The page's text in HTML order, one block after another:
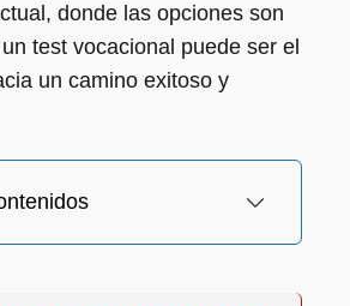
donde las opciones son
test vocacional puede ser el
un camino exitoso y